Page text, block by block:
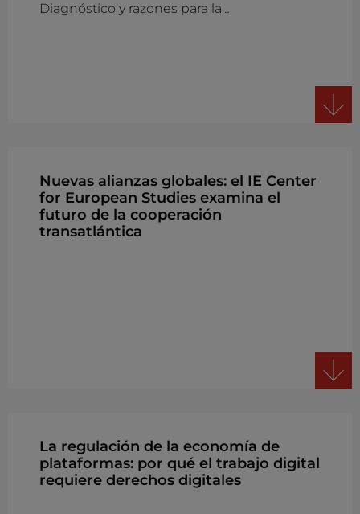
Diagnóstico y razones para la…
Nuevas alianzas globales: el IE Center
for European Studies examina el
futuro de la cooperación
transatlántica
La regulación de la economía de
plataformas: por qué el trabajo digital
requiere derechos digitales